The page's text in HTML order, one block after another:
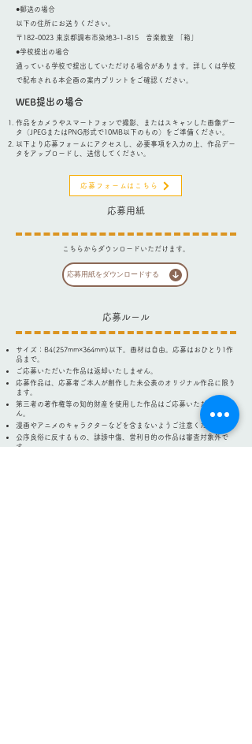
●郵送の場合
以下の住所にお送りください。
〒182-0023 東京都調布市染地3-1-815 音楽教室 「箱」
●学校提出の場合
通っている学校で提出していただける場合があります。詳しくは学校
で配布される本企画の案内プリントをご確認ください。
WEB提出の場合
作品をカメラやスマートフォンで撮影、またはスキャンした画像デー
タ（JPEGまたはPNG形式で10MB以下のもの）をご準備ください。
以下より応募フォームにアクセスし、必要事項を入力の上、作品デー
タをアップロードし、送信してください。
応募フォームはこちら
​応募用紙
​​こちらからダウンロードいただけます。
応募用紙をダウンロードする
​応募ルール
サイズ：B4(257mm×364mm)以下 。画材は自由。応募はおひとり1作
品まで。
ご応募いただいた作品は返却いたしません。
応募作品は、応募者ご本人が創作した未公表のオリジナル作品に限り
ます。
第三者の著作権等の知的財産を使用した作品はご応募いただけませ
ん。
漫画やアニメのキャラクターなどを含まないようご注意ください。
公序良俗に反するもの、誹謗中傷、営利目的の作品は審査対象外で
す。